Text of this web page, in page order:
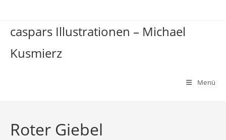
springen
caspars Illustrationen – Michael
Kusmierz
Menü
Roter Giebel